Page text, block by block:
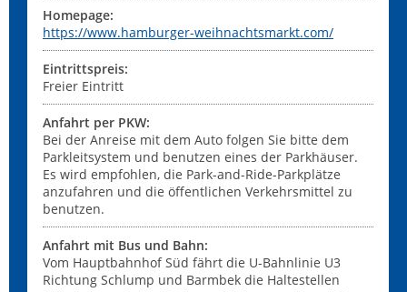
Homepage:
https://www.hamburger-weihnachtsmarkt.com/
Eintrittspreis:
Freier Eintritt
Anfahrt per PKW:
Bei der Anreise mit dem Auto folgen Sie bitte dem
Parkleitsystem und benutzen eines der Parkhäuser.
Es wird empfohlen, die Park-and-Ride-Parkplätze
anzufahren und die öffentlichen Verkehrsmittel zu
benutzen.
Anfahrt mit Bus und Bahn:
Vom Hauptbahnhof Süd fährt die U-Bahnlinie U3
Richtung Schlump und Barmbek die Haltestellen